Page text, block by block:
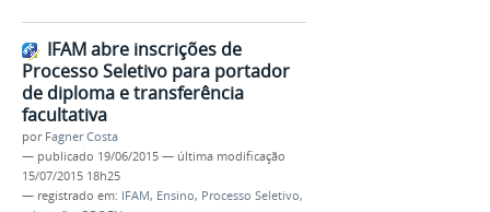
IFAM abre inscrições de
Processo Seletivo para portador
de diploma e transferência
facultativa
por Fagner Costa
— publicado 19/06/2015 — última modificação
15/07/2015 18h25
— registrado em: IFAM, Ensino, Processo Seletivo,